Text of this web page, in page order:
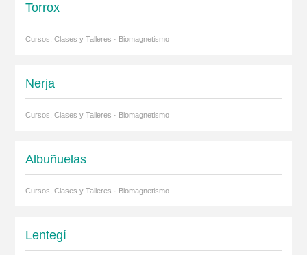
Torrox
Cursos, Clases y Talleres · Biomagnetismo
Nerja
Cursos, Clases y Talleres · Biomagnetismo
Albuñuelas
Cursos, Clases y Talleres · Biomagnetismo
Lentegí